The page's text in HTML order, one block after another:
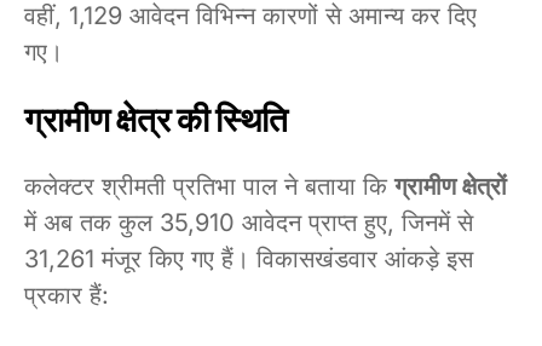
वहीं, 1,129 आवेदन विभिन्न कारणों से अमान्य कर दिए
गए।
ग्रामीण क्षेत्र की स्थिति
कलेक्टर श्रीमती प्रतिभा पाल ने बताया किग्रामीण क्षेत्रों
में अब तक कुल 35,910 आवेदन प्राप्त हुए, जिनमें से
31,261 मंजूर किए गए हैं। विकासखंडवार आंकड़े इस
प्रकार हैं: